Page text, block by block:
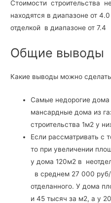
Стоимости строительства
находятся в диапазоне от
отделкой в диапазоне от
Общие выводы
Какие выводы можно
Самые недорогие дома
мансардные дома из
строительства 1м2 у
Если рассматривать с
то при увеличении
у дома 120м2 в
в среднем 27 000
отделанного. У дома
и 45 тысяч за м2, а у